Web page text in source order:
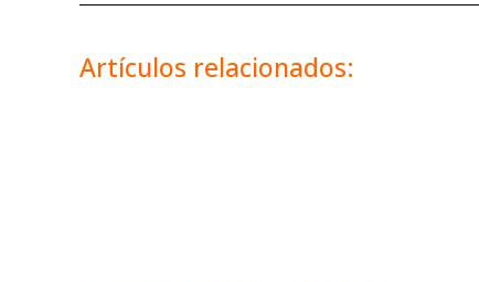
Artículos relacionados: